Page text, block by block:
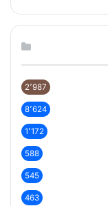
2٬987
8٬624
1٬172
588
545
463